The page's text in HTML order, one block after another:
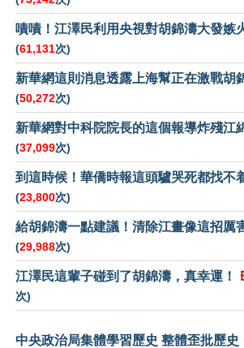
嘖嘖！江澤民利用央視對胡錦濤大發嫉
(61,131次)
新華網這則消息透露上海幫正在激戰胡
(50,272次)
新華網對中科院院長的這個報導炸殘江
(37,099次)
到這時候！華僑時報這頭驢哭死都找不
(23,800次)
給胡錦濤一點建議！清除江畫像這招厲
(29,988次)
江澤民這輩子碰到了胡錦濤，真幸運！
次)
中央政治局集體學習歷史 整體歪批歷史